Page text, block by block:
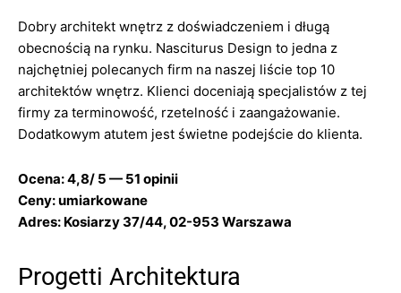
Dobry architekt wnętrz z doświadczeniem i długą
obecnością na rynku. Nasciturus Design to jedna z
najchętniej polecanych firm na naszej liście top 10
architektów wnętrz. Klienci doceniają specjalistów z tej
firmy za terminowość, rzetelność i zaangażowanie.
Dodatkowym atutem jest świetne podejście do klienta.
Ocena: 4,8/ 5 — 51 opinii
Ceny: umiarkowane
Adres: Kosiarzy 37/44, 02-953 Warszawa
Progetti Architektura